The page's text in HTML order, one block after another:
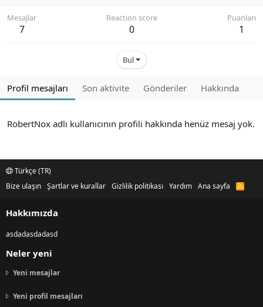
Mesajlar
7
Reaction score
0
Puanları
1
Bul
Profil mesajları Son aktivite Gönderiler Hakkında
RobertNox adlı kullanıcının profili hakkında henüz mesaj yok.
Türkçe (TR)
Bize ulaşın Şartlar ve kurallar Gizlilik politikası Yardım Ana sayfa
R
Hakkımızda
asdadasdadasd
Neler yeni
Yeni mesajlar
Yeni profil mesajları